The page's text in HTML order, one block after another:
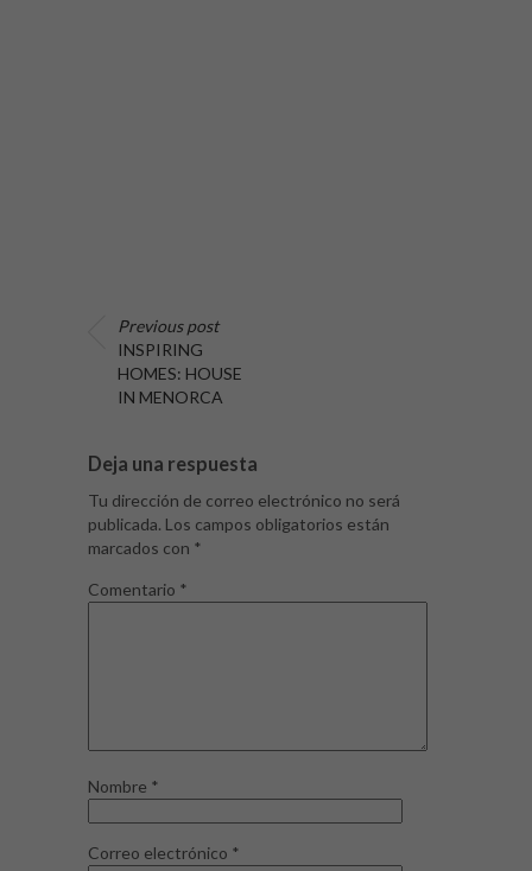
Previous post
INSPIRING
HOMES: HOUSE
IN MENORCA
Deja una respuesta
Tu dirección de correo electrónico no será
publicada. Los campos obligatorios están
marcados con *
Comentario *
Nombre *
Correo electrónico *